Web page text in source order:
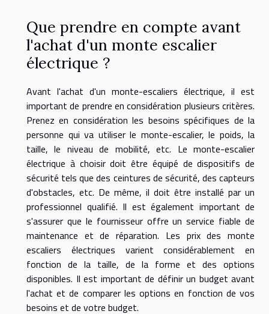
Que prendre en compte avant
l'achat d'un monte escalier
électrique ?
Avant l'achat d'un monte-escaliers électrique, il est
important de prendre en considération plusieurs critères.
Prenez en considération les besoins spécifiques de la
personne qui va utiliser le monte-escalier, le poids, la
taille, le niveau de mobilité, etc. Le monte-escalier
électrique à choisir doit être équipé de dispositifs de
sécurité tels que des ceintures de sécurité, des capteurs
d'obstacles, etc. De même, il doit être installé par un
professionnel qualifié. Il est également important de
s'assurer que le fournisseur offre un service fiable de
maintenance et de réparation. Les prix des monte
escaliers électriques varient considérablement en
fonction de la taille, de la forme et des options
disponibles. Il est important de définir un budget avant
l'achat et de comparer les options en fonction de vos
besoins et de votre budget.